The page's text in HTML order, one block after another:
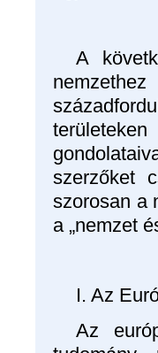
A
szerzőket
szorosan a
a „nemzet
I. Az
Az